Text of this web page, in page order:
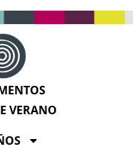
VERANO